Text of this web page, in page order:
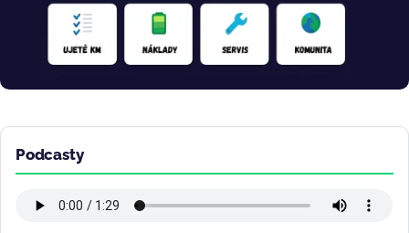
Podcasty